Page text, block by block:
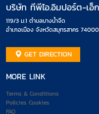
บริษัท ทีพีไอ.อิมปอร์ต-เ
119/3 ม.1 ตำบลบางน้ำจืด
อำเภอเมือง จังหวัดสมุทรสาคร 74000
GET DIRECTION
MORE LINK
Terms & Conditions
Policies Cookies
FAQ